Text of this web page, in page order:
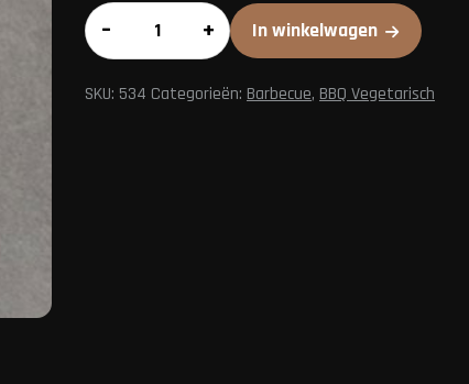
Vegetarische
wrap
aantal
– + In winkelwagen
SKU: 534 Categorieën: Barbecue, BBQ Vegetarisch